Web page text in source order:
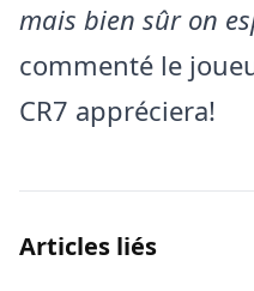
mais bien sûr on
commenté le
CR7 appréciera!
Articles liés